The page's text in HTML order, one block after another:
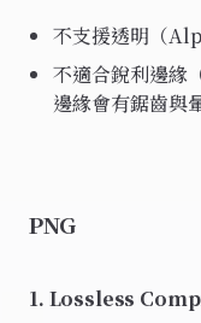
不支援透明（
不適合銳利邊
邊緣會有鋸齒與
PNG
1. Lossless